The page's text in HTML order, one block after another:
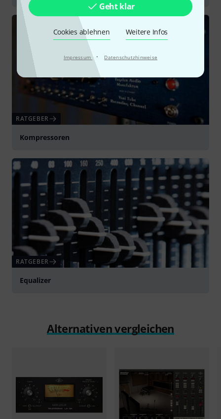
Geht klar
Cookies ablehnen Weitere Infos
Impressum · Datenschutzhinweise
RATGEBER
Kompressoren
RATGEBER
Equalizer
Alternativen vergleichen